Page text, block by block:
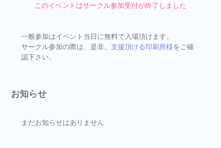
このイベントはサークル参加受付が終了しました
一般参加はイベント当日に無料で入場頂けます。
サークル参加の際は、是非、 支援頂ける印刷所様をご確
認下さい。
お知らせ
まだお知らせはありません